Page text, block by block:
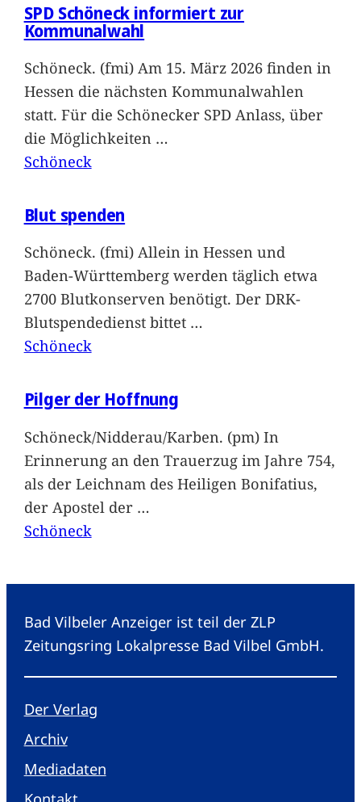
SPD Schöneck informiert zur
Kommunalwahl
Schöneck. (fmi) Am 15. März 2026 finden in
Hessen die nächsten Kommunalwahlen
statt. Für die Schönecker SPD Anlass, über
die Möglichkeiten …
Schöneck
Blut spenden
Schöneck. (fmi) Allein in Hessen und
Baden-Württemberg werden täglich etwa
2700 Blutkonserven benötigt. Der DRK-
Blutspendedienst bittet …
Schöneck
Pilger der Hoffnung
Schöneck/Nidderau/Karben. (pm) In
Erinnerung an den Trauerzug im Jahre 754,
als der Leichnam des Heiligen Bonifatius,
der Apostel der …
Schöneck
Bad Vilbeler Anzeiger ist teil der ZLP
Zeitungsring Lokalpresse Bad Vilbel GmbH.
Der Verlag
Archiv
Mediadaten